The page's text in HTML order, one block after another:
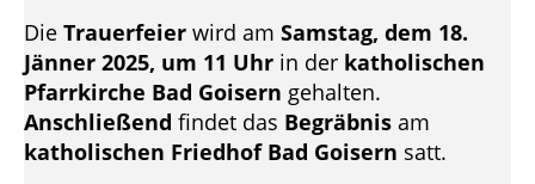
Die Trauerfeier wird am Samstag, dem 18.
Jänner 2025, um 11 Uhr in der katholischen
Pfarrkirche Bad Goisern gehalten.
Anschließend findet das Begräbnis am
katholischen Friedhof Bad Goisern satt.